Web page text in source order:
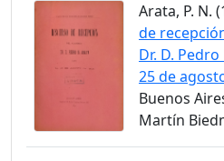
Arata, P. N.
de
Dr. D.
25 de
Buenos
Martín